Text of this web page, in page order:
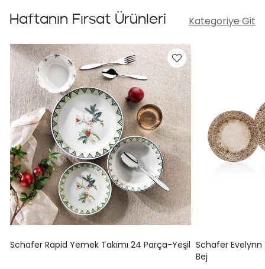
Haftanın Fırsat Ürünleri
Schafer Rapid Yemek Takımı 24 Parça-Yeşil Schafer Evelynn
Bej
Kategoriye Git